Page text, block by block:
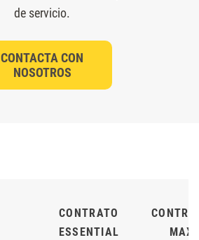
de servicio.
CONTACTA CON
NOSOTROS
CONTRATO
ESSENTIAL
MAX